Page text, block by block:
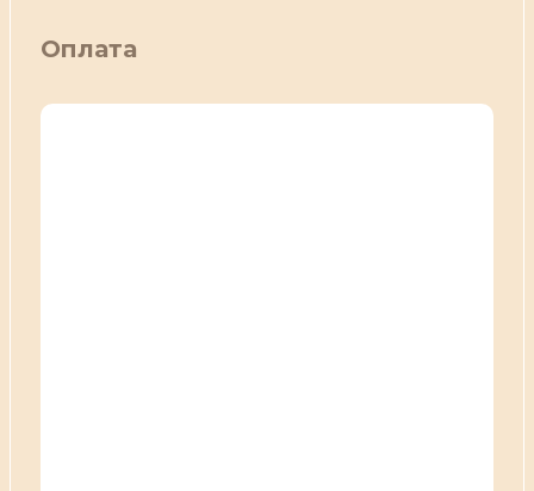
Оплата